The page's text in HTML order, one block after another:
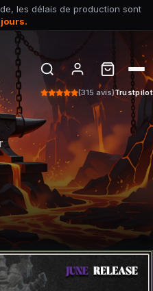
les délais de production sont
(315 avis)Trustpilot